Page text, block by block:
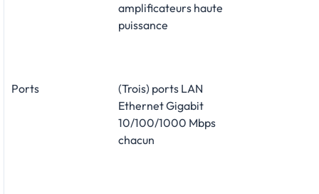
amplificateurs haute
puissance
Ports
(Trois) ports LAN
Ethernet Gigabit
10/100/1000 Mbps
chacun